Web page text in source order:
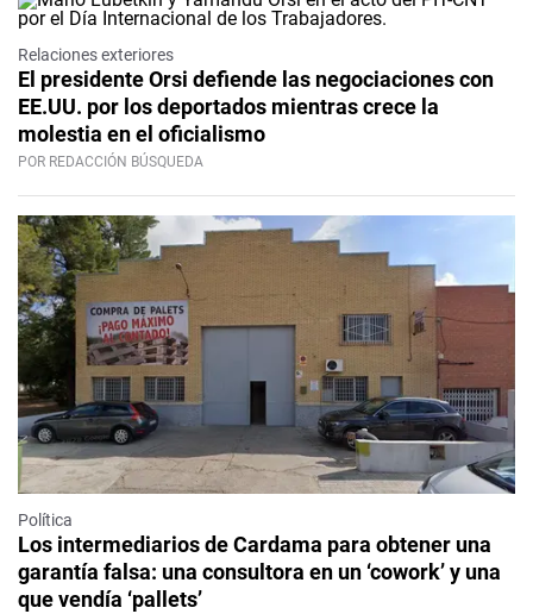
Relaciones exteriores
El presidente Orsi defiende las negociaciones con
EE.UU. por los deportados mientras crece la
molestia en el oficialismo
POR REDACCIÓN BÚSQUEDA
Política
Los intermediarios de Cardama para obtener una
garantía falsa: una consultora en un ‘cowork’ y una
que vendía ‘pallets’